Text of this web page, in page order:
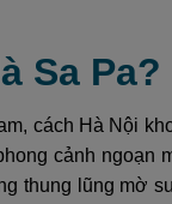
Sa Pa?
cách Hà Nội
cảnh ngoạn
thung lũng mờ